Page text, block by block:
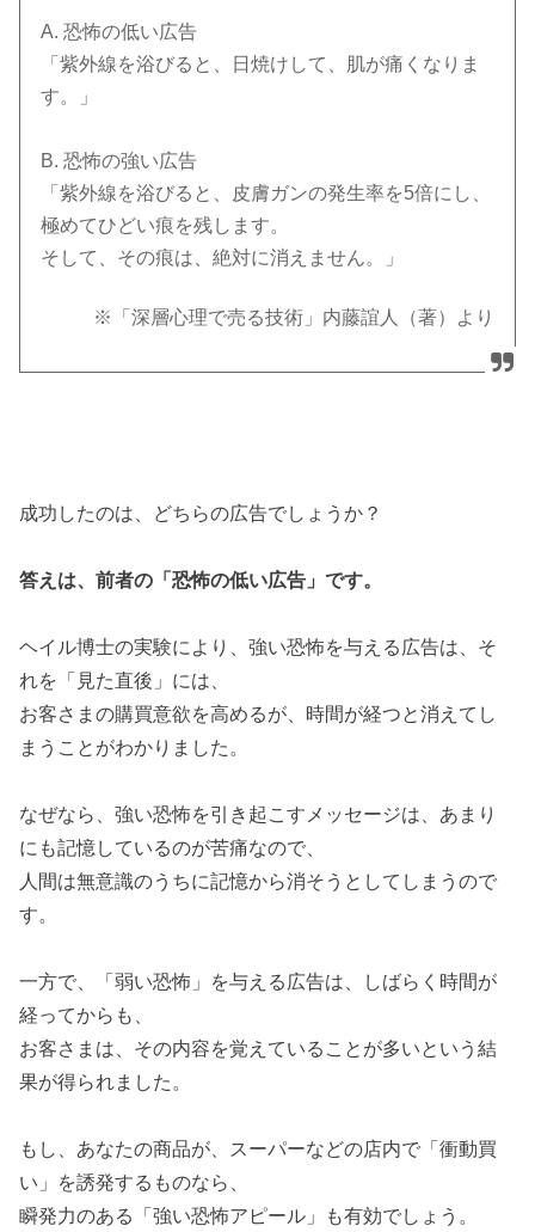
A. 恐怖の低い広告
「紫外線を浴びると、日焼けして、肌が痛くなりま
す。」
B. 恐怖の強い広告
「紫外線を浴びると、皮膚ガンの発生率を5倍にし、
極めてひどい痕を残します。
そして、その痕は、絶対に消えません。」
※「深層心理で売る技術」内藤誼人（著）より
成功したのは、どちらの広告でしょうか？
答えは、前者の「恐怖の低い広告」です。
ヘイル博士の実験により、強い恐怖を与える広告は、そ
れを「見た直後」には、
お客さまの購買意欲を高めるが、時間が経つと消えてし
まうことがわかりました。
なぜなら、強い恐怖を引き起こすメッセージは、あまり
にも記憶しているのが苦痛なので、
人間は無意識のうちに記憶から消そうとしてしまうので
す。
一方で、「弱い恐怖」を与える広告は、しばらく時間が
経ってからも、
お客さまは、その内容を覚えていることが多いという結
果が得られました。
もし、あなたの商品が、スーパーなどの店内で「衝動買
い」を誘発するものなら、
瞬発力のある「強い恐怖アピール」も有効でしょう。